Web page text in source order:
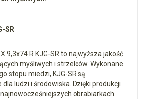
SR
9,3x74 R KJG-SR to najwyższa jakość
myśliwych i strzelców. Wykonane
stopu miedzi, KJG-SR są
dla ludzi i środowiska. Dzięki produkcji
obrabiarkach